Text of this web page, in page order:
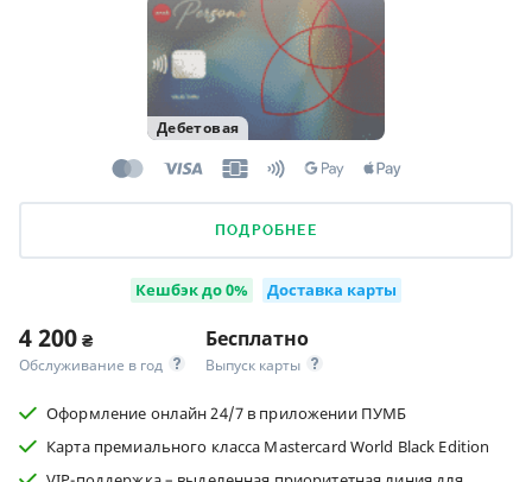
Дебетовая
ПОДРОБНЕЕ
Кешбэк до 0% Доставка карты
4 200 ₴
Обслуживание в год
Бесплатно
Выпуск карты
Оформление онлайн 24/7 в приложении ПУМБ
Карта премиального класса Masterсard World Black Edition